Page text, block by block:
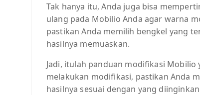
Tak hanya itu, Anda juga bisa
ulang pada Mobilio Anda agar warna
pastikan Anda memilih bengkel yang
hasilnya memuaskan.
Jadi, itulah panduan modifikasi
melakukan modifikasi, pastikan Anda
hasilnya sesuai dengan yang